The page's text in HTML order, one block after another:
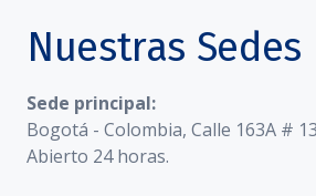
Nuestras Sedes
Sede principal:
Bogotá - Colombia, Calle 163A #
Abierto 24 horas.